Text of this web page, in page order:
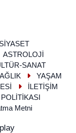
SİYASET
ASTROLOJİ
SANAT
YAŞAM
İLETİŞİM
Metni